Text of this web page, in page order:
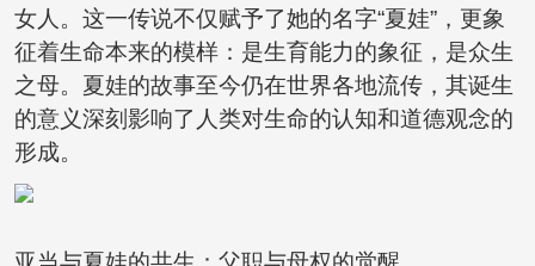
女人。这一传说不仅赋予了她的名字“夏娃”，更象
征着生命本来的模样：是生育能力的象征，是众生
之母。夏娃的故事至今仍在世界各地流传，其诞生
的意义深刻影响了人类对生命的认知和道德观念的
形成。